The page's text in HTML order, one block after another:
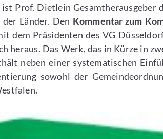
Prof. Dietlein Gesamtherausgeber
Länder. Den Kommentar zum
dem Präsidenten des VG
heraus. Das Werk, das in Kürze in
neben einer systematischen
sowohl der